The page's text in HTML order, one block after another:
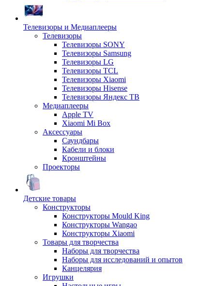
Телевизоры и Медиаплееры
Телевизоры
Телевизоры SONY
Телевизоры Samsung
Телевизоры LG
Телевизоры TCL
Телевизоры Xiaomi
Телевизоры Hisense
Телевизоры Яндекс ТВ
Медиаплееры
Apple TV
Xiaomi Mi Box
Аксессуары
Саундбары
Кабели и блоки
Кронштейны
Проекторы
Детские товары
Конструкторы
Конструкторы Mould King
Конструкторы Wangao
Конструкторы Xiaomi
Товары для творчества
Наборы для творчества
Наборы для исследований и опытов
Канцелярия
Игрушки